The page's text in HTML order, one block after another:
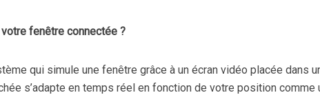
fenêtre connectée ?
qui simule une fenêtre grâce à un écran vidéo placée dans
s’adapte en temps réel en fonction de votre position comme